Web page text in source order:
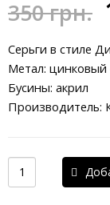
350грн.
Серьги в стиле
Метал: цинковый
Бусины: акрил
Производитель: